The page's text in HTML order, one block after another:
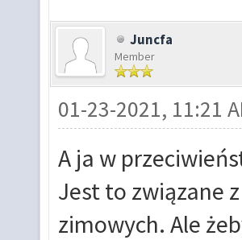
Juncfa
Member
01-23-2021, 11:21
A ja w
Jest to związane
zimowych. Ale